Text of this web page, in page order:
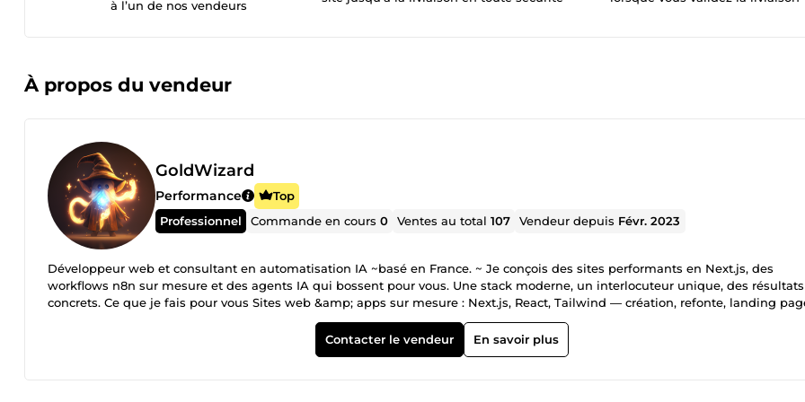
à l’un de nos vendeurs
À propos du vendeur
GoldWizard
Performance
Top
Professionnel
Commande en cours0 Ventes au total107 Vendeur depuis Févr. 2023
Développeur web et consultant en automatisation IA ~basé en France. ~ Je conçois des sites performants en Next.js, des
workflows n8n sur mesure et des agents IA qui bossent pour vous. Une stack moderne, un interlocuteur unique, des résultats
concrets. Ce que je fais pour vous Sites web &amp; apps sur mesure : Next.js, React, Tailwind — création, refonte, landing pages,
plateformes SaaS. Code propre, SEO-ready, déployé sur infra solide. Agents IA &amp; chatbots : assistants intelligents intégrés
votre site ou vos outils internes, branchés sur vos données (support client, qualification de leads, FAQ dynamique).
&amp; workflows : scénarios n8n, connecteurs API, scripts Node/Python — tout ce qui peut être automatisé le sera (relances,
Contacter le vendeur En savoir plus